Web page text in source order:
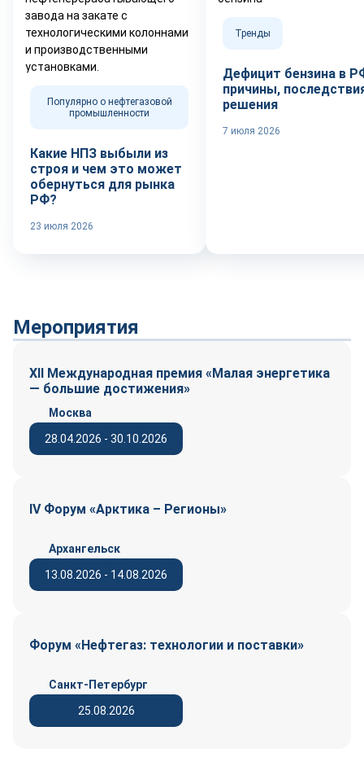
Популярно о нефтегазовой
промышленности
Какие НПЗ выбыли из
строя и чем это может
обернуться для рынка
РФ?
23 июля 2026
Тренды
Дефицит бензина в
причины,
решения
7 июля 2026
Мероприятия
XII Международная премия «Малая энергетика
— большие достижения»
28.04.2026 - 30.10.2026
Москва
IV Форум «Арктика – Регионы»
13.08.2026 - 14.08.2026
Архангельск
Форум «Нефтегаз: технологии и поставки»
25.08.2026
Санкт-Петербург